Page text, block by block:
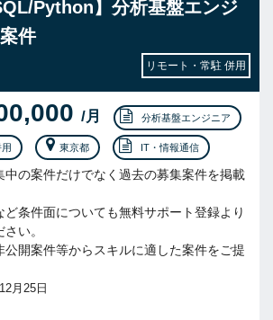
Python】分析基盤エンジ
件
リモート・常駐 併用
/月 分析基盤エンジニア
東京都 IT・情報通信
の案件だけでなく過去の募集案件を掲載
条件面についても無料サポート登録より
い。
開案件等からスキルに適した案件をご提
月25日